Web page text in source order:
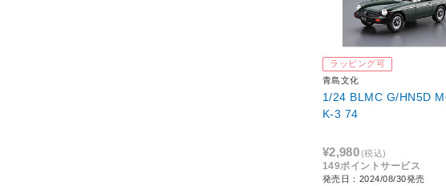
ラッピング可
青島文化
1/24 BLMC G/HN5D
K-3 74
¥2,980(税込)
149ポイントサービス
発売日：2024/08/30発売